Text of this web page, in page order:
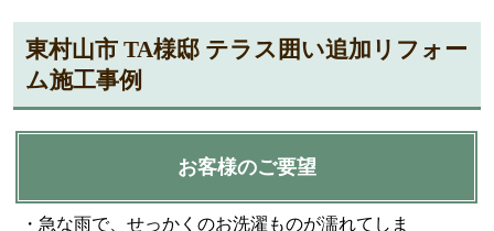
東村山市 TA様邸 テラス囲い追加リフォー
ム施工事例
お客様のご要望
・急な雨で、せっかくのお洗濯ものが濡れてしま